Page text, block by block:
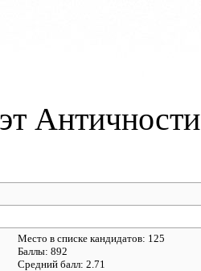
Античности
Место в списке кандидатов: 125
Баллы: 892
Средний балл: 2.71